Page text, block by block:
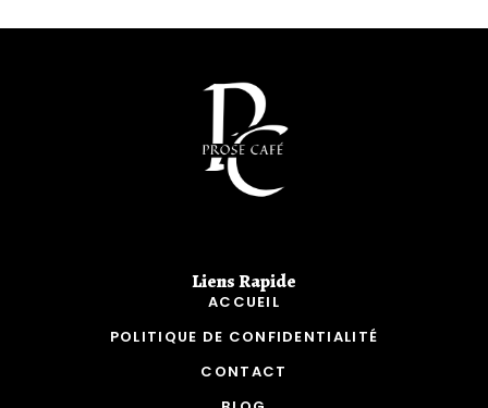
Liens Rapide​
ACCUEIL
POLITIQUE DE CONFIDENTIALITÉ
CONTACT